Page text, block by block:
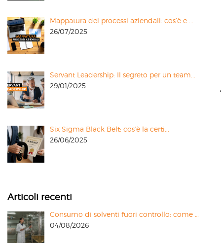
Mappatura dei processi aziendali: cos’è e ...
26/07/2025
Servant Leadership: Il segreto per un team...
29/01/2025
Six Sigma Black Belt: cos’è la certi...
26/06/2025
Articoli recenti
Consumo di solventi fuori controllo: come …
04/08/2026